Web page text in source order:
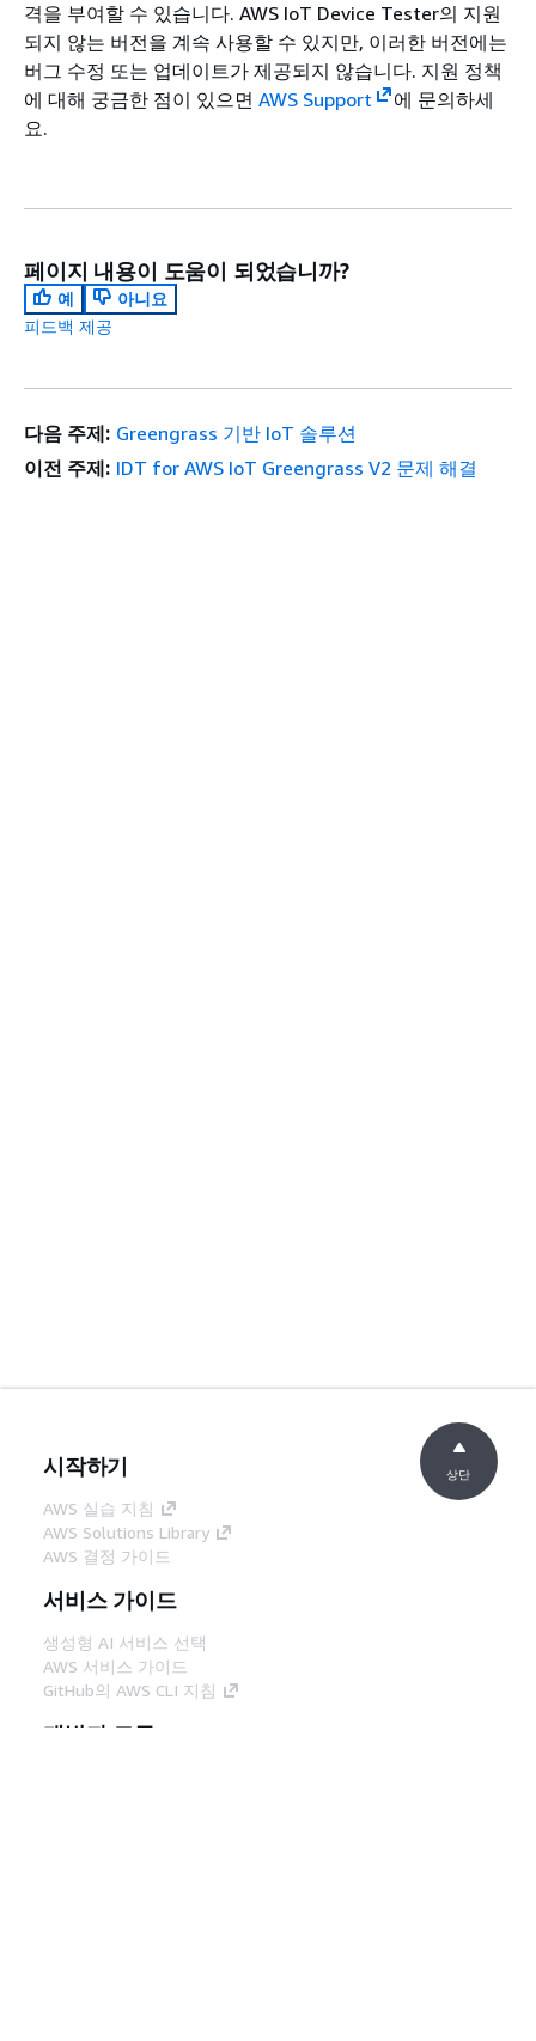
격을 부여할 수 있습니다. AWS IoT Device Tester의 지원
되지 않는 버전을 계속 사용할 수 있지만, 이러한 버전에는
버그 수정 또는 업데이트가 제공되지 않습니다. 지원 정책
에 대해 궁금한 점이 있으면 AWS Support
에 문의하세
요.
페이지 내용이 도움이 되었습니까?
예
아니요
피드백 제공
다음 주제: Greengrass 기반 IoT 솔루션
이전 주제: IDT for AWS IoT Greengrass V2 문제 해결
시작하기
AWS 실습 지침
AWS Solutions Library
AWS 결정 가이드
서비스 가이드
생성형 AI 서비스 선택
AWS 서비스 가이드
GitHub의 AWS CLI 지침
개발자 도구
상단